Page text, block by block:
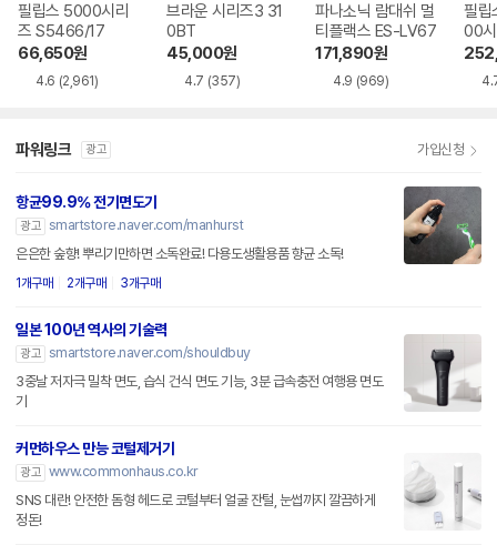
필립스 5000시리
즈 S5466/17
66,650원
4.6 (2,961)
브라운 시리즈3 31
0BT
45,000원
4.7 (357)
파나소닉 람대쉬 멀
티플랙스 ES-LV67
171,890원
4.9 (969)
필립
00
30
파워링크 광고 가입신청
항균99.9% 전기면도기
광고 smartstore.naver.com/manhurst
은은한 숲향! 뿌리기만하면 소독완료! 다용도생활용품 향균 소독!
1개구매 2개구매 3개구매
일본 100년 역사의 기술력
광고 smartstore.naver.com/shouldbuy
3중날 저자극 밀착 면도, 습식 건식 면도 기능, 3분 급속충전 여행용 면도
기
커먼하우스 만능 코털제거기
광고 www.commonhaus.co.kr
SNS 대란! 안전한 돔형 헤드로 코털부터 얼굴 잔털, 눈썹까지 깔끔하게
정돈!